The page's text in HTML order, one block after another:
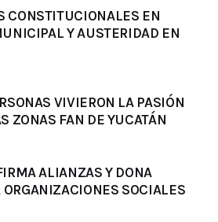
CONSTITUCIONALES EN
Y AUSTERIDAD EN
VIVIERON LA PASIÓN
ZONAS FAN DE YUCATÁN
ALIANZAS Y DONA
SOCIALES